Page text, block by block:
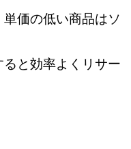
価の低い商品はソ
と効率よくリサー